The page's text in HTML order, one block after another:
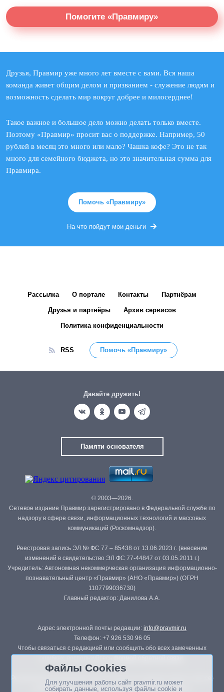
Помогите «Правмиру»
Друзья, Правмир уже много лет вместе с вами. Вся наша
команда живет общим делом и призванием - служение людям и
возможность сделать мир вокруг добрее и милосерднее!
Такое важное и большое дело можно делать только вместе.
Поэтому «Правмир» просит вас о поддержке. Например, 50
рублей в месяц это много или мало? Чашка кофе? Это не так
много для семейного бюджета, но это значительная сумма для
Правмира.
Помочь «Правмиру»
На что пойдут мои деньги
Рассылка О портале Контакты Партнёрам
Друзья и партнёры Архив сервисов
Политика конфиденциальности
RSS Помочь «Правмиру»
Давайте дружить!
Памяти основателя
© 2003—2026.
Сетевое издание Правмир зарегистрировано в Федеральной службе по
надзору в сфере связи, информационных технологий и массовых
коммуникаций (Роскомнадзор).
Реестровая запись ЭЛ № ФС 77 – 85438 от 13.06.2023 г. (внесение
изменений в свидетельство ЭЛ ФС 77-44847 от 03.05.2011 г.)
Учредитель: Автономная некоммерческая организация информационно-
познавательный центр «Правмир» (АНО «Правмир») (ОГРН
1107799036730)
Главный редактор: Данилова А.А.
Адрес электронной почты редакции: info@pravmir.ru
Телефон: +7 926 530 96 05
Чтобы связаться с редакцией или сообщить обо всех замеченных
Републикация материалов сайта в печатных изданиях (книгах, прессе)
возможна только с письменного разрешения редакции.
Файлы Cookies
Для улучшения работы сайт pravmir.ru может
собирать данные, используя файлы cookie и